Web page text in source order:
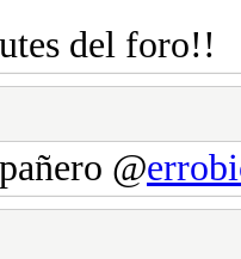
del foro!!
@